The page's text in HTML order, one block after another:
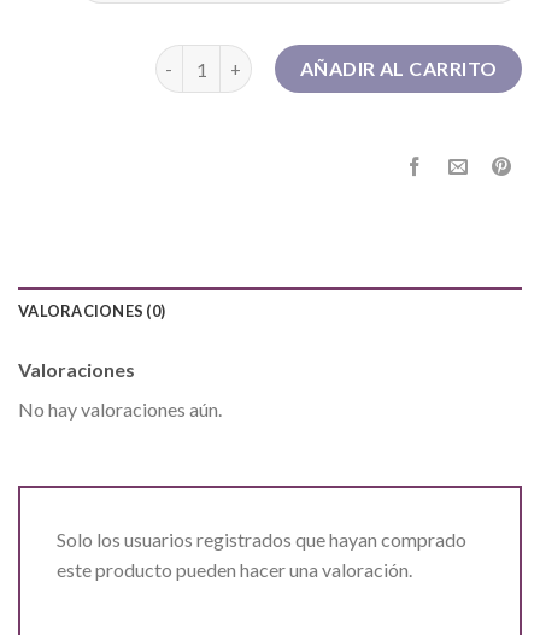
botines hombre cantidadAÑADIR AL CARRITO
VALORACIONES (0)
Valoraciones
No hay valoraciones aún.
Solo los usuarios registrados que hayan comprado
este producto pueden hacer una valoración.